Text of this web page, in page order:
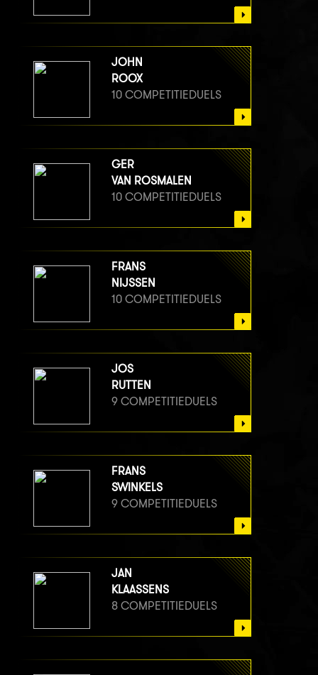
JOHN
ROOX
10 COMPETITIEDUELS
GER
VAN ROSMALEN
10 COMPETITIEDUELS
FRANS
NIJSSEN
10 COMPETITIEDUELS
JOS
RUTTEN
9 COMPETITIEDUELS
FRANS
SWINKELS
9 COMPETITIEDUELS
JAN
KLAASSENS
8 COMPETITIEDUELS